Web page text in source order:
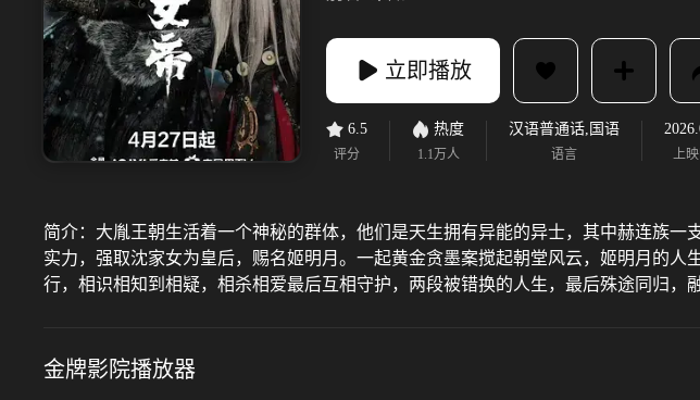
立即播放
6.5
评分
热度
1.1万人
汉语普通话,国语
语言 上映
简介： 大胤王朝生活着一个神秘的群体，他们是天生拥有异能的异士，其中赫连族
实力，强取沈家女为皇后，赐名姬明月。一起黄金贪墨案搅起朝堂风云，姬明月的
行，相识相知到相疑，相杀相爱最后互相守护，两段被错换的人生，最后殊途同归，
金牌影院播放器